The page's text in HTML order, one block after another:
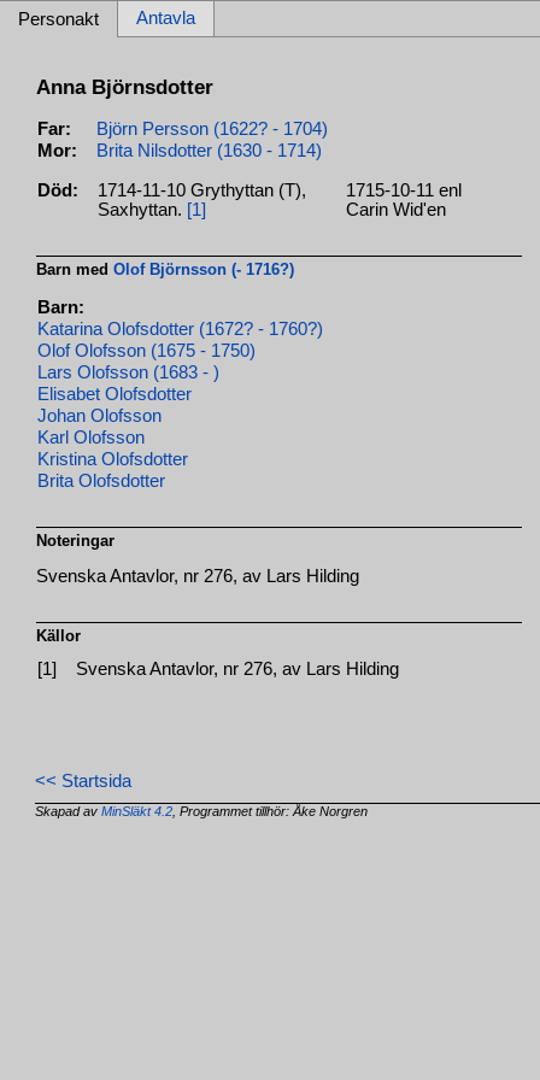
Personakt Antavla
Anna Björnsdotter
Far:
Björn Persson (1622? - 1704)
Mor:
Brita Nilsdotter (1630 - 1714)
Död:
1714-11-10 Grythyttan (T),
Saxhyttan. [1]
1715-10-11 enl
Carin Wid'en
Barn medOlof Björnsson (- 1716?)
Barn:
Katarina Olofsdotter (1672? - 1760?)
Olof Olofsson (1675 - 1750)
Lars Olofsson (1683 - )
Elisabet Olofsdotter
Johan Olofsson
Karl Olofsson
Kristina Olofsdotter
Brita Olofsdotter
Noteringar
Svenska Antavlor, nr 276, av Lars Hilding
Källor
[1] Svenska Antavlor, nr 276, av Lars Hilding
<< Startsida
Skapad avMinSläkt 4.2 , Programmet tillhör: Åke Norgren